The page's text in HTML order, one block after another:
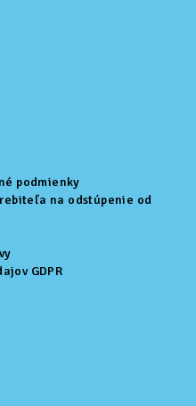
podmienky
na odstúpenie od
GDPR